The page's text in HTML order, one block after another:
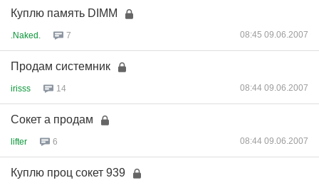
Куплю память DIMM
.Naked. 7 08:45 09.06.2007
Продам системник
irisss 14 08:44 09.06.2007
Сокет а продам
lifter 6 08:44 09.06.2007
Куплю проц сокет 939